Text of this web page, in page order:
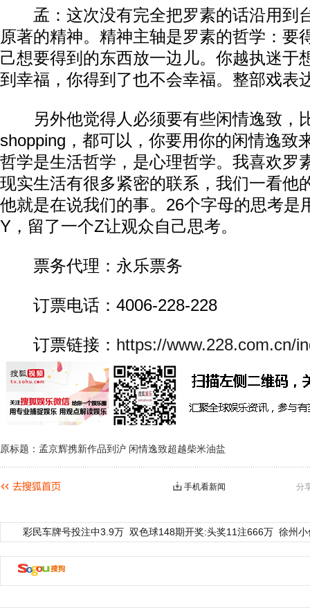
孟：这次没有完全把罗素的话沿用到
原著的精神。精神主轴是罗素的哲学：要
己想要得到的东西放一边儿。你越执迷于
到幸福，你得到了也不会幸福。整部戏表
另外他觉得人必须要有些闲情逸致，
shopping，都可以，你要用你的闲情逸致
哲学是生活哲学，是心理哲学。我喜欢罗
现实生活有很多紧密的联系，我们一看他
他就是在说我们的事。26个字母的思考是
Y，留了一个Z让观众自己思考。
票务代理：永乐票务
订票电话：4006-228-228
订票链接： https://www.228.com.cn/
原标题：孟京辉携新作品到沪 闲情逸致超越柴米油盐
分
手机看新闻
彩民车牌号投注中3.9万 双色球148期开奖:头奖11注666万 徐州